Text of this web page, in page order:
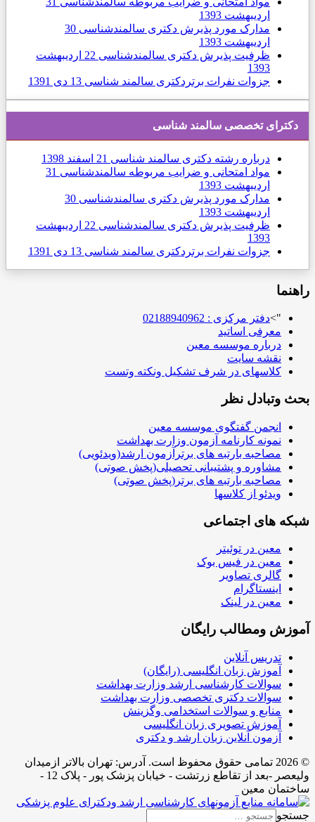
ارديبهشت 1393
مدارک مورد پذیرش دکتری سالمندشناسی30
ارديبهشت 1393
ظرفیت پذیرش دکتری سالمندشناسی
22 ارديبهشت
1393
جزوات نفرات برتردکتری سالمند شناسی13 دی 1391
دكترای تخصصی سالمند شناسی
درباره رشته دکتری سالمند شناسی21 اسفند 1398
مواد امتحانی و ضرایب مربوطه سالمندشناسی31
ارديبهشت 1393
مدارک مورد پذیرش دکتری سالمندشناسی30
ارديبهشت 1393
ظرفیت پذیرش دکتری سالمندشناسی
22 ارديبهشت
1393
جزوات نفرات برتردکتری سالمند شناسی13 دی 1391
">
دفتر مرکزی : 02188940962
معرفی اساتید
درباره موسسه معین
نقشه سایت
کلاسهای در شرف تشکیل ونکته وتست
وتبادل نظر
انجمن گفتگوی موسسه معین
نمونه کارنامه آزمون وزارت بهداشت
مصاحبه بارتبه های برترآزمون ارشد(ویدئویی)
مشاوره و پشتیبانی تحصیلی(پخش صوتی)
مصاحبه بارتبه های برتر(پخش صوتی)
ویدئو از کلاسها
های اجتماعی
معین در توئیتر
معین در فیس بوک
گالری تصاویر
اینستاگرام
معین در لینک
ومطالب رایگان
تدریس آنلاین
آموزش زبان انگلیسی (رایگان)
سوالات کارشناسی ارشد وزارت بهداشت
سوالات دکتری تخصصی وزارت بهداشت
منابع و سوالات استخدامی وگزینش
آموزش تصویری زبان انگلیسی
آزمون آنلاین زبان ارشد و دکتری
© 2026 تمامی حقوق محفوظ است. آدرس:‌ تهران بالاتر ازمیدان
ولیعصر -بعد از تقاطع زرتشت - خیابان پزشک پور - پلاک 12 -
معین